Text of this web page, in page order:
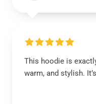
This hoodie is
warm, and stylish.